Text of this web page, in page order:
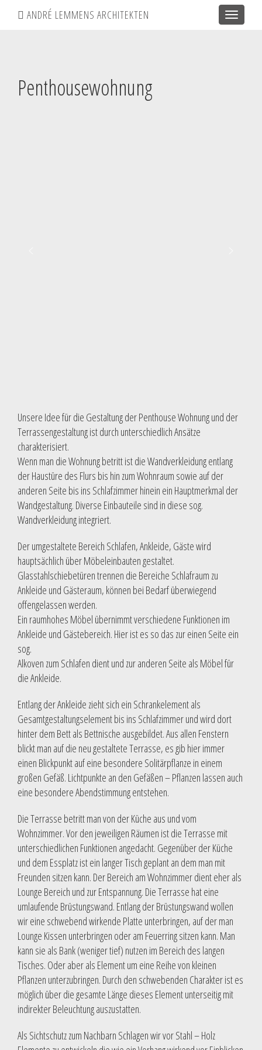
Toggle
ANDRÉ LEMMENS ARCHITEKTEN
Penthousewohnung
Unsere Idee für die Gestaltung der Penthouse Wohnung und der
Terrassengestaltung ist durch unterschiedlich Ansätze
charakterisiert.
Wenn man die Wohnung betritt ist die Wandverkleidung entlang
der Haustüre des Flurs bis hin zum Wohnraum sowie auf der
anderen Seite bis ins Schlafzimmer hinein ein Hauptmerkmal der
Wandgestaltung. Diverse Einbauteile sind in diese sog.
Wandverkleidung integriert.
Der umgestaltete Bereich Schlafen, Ankleide, Gäste wird
hauptsächlich über Möbeleinbauten gestaltet.
Glasstahlschiebetüren trennen die Bereiche Schlafraum zu
Ankleide und Gästeraum, können bei Bedarf überwiegend
offengelassen werden.
Ein raumhohes Möbel übernimmt verschiedene Funktionen im
Ankleide und Gästebereich. Hier ist es so das zur einen Seite ein
sog.
Alkoven zum Schlafen dient und zur anderen Seite als Möbel für
die Ankleide.
Entlang der Ankleide zieht sich ein Schrankelement als
Gesamtgestaltungselement bis ins Schlafzimmer und wird dort
hinter dem Bett als Bettnische ausgebildet. Aus allen Fenstern
blickt man auf die neu gestaltete Terrasse, es gib hier immer
einen Blickpunkt auf eine besondere Solitärpflanze in einem
großen Gefäß. Lichtpunkte an den Gefäßen – Pflanzen lassen auch
eine besondere Abendstimmung entstehen.
Die Terrasse betritt man von der Küche aus und vom
Wohnzimmer. Vor den jeweiligen Räumen ist die Terrasse mit
unterschiedlichen Funktionen angedacht. Gegenüber der Küche
und dem Essplatz ist ein langer Tisch geplant an dem man mit
Freunden sitzen kann. Der Bereich am Wohnzimmer dient eher als
Lounge Bereich und zur Entspannung. Die Terrasse hat eine
umlaufende Brüstungswand. Entlang der Brüstungswand wollen
wir eine schwebend wirkende Platte unterbringen, auf der man
Lounge Kissen unterbringen oder am Feuerring sitzen kann. Man
kann sie als Bank (weniger tief) nutzen im Bereich des langen
Tisches. Oder aber als Element um eine Reihe von kleinen
Pflanzen unterzubringen. Durch den schwebenden Charakter ist es
möglich über die gesamte Länge dieses Element unterseitig mit
indirekter Beleuchtung auszustatten.
Als Sichtschutz zum Nachbarn Schlagen wir vor Stahl – Holz